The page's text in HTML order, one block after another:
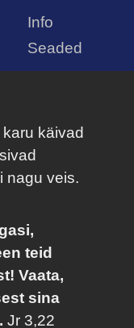
Info
Seaded
käivad
nagu veis.
teid
Vaata,
sina
Jr 3,22